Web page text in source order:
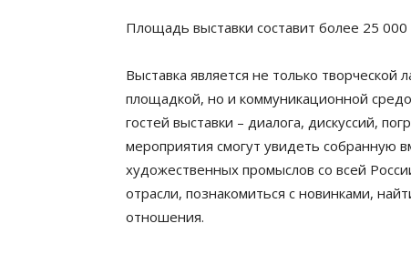
Площадь выставки составит более 25 000
Выставка является не только
площадкой, но и коммуникационной
гостей выставки – диалога, дискуссий,
мероприятия смогут увидеть собранную
художественных промыслов со всей
отрасли, познакомиться с новинками,
отношения.